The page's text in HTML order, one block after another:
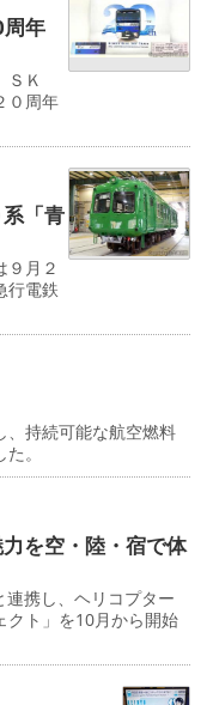
周年
Ｋ
０周年
「青
月２
行電鉄
持続可能な航空燃料
。
を空・陸・宿で体
携し、ヘリコプター
クト」を10月から開始